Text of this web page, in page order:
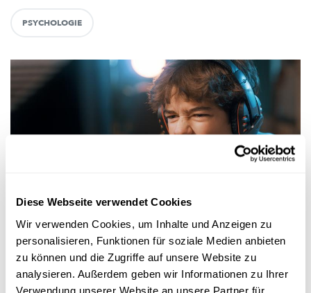
Diese Webseite verwendet Cookies
Wir verwenden Cookies, um Inhalte und Anzeigen zu
personalisieren, Funktionen für soziale Medien anbieten
zu können und die Zugriffe auf unsere Website zu
analysieren. Außerdem geben wir Informationen zu Ihrer
Verwendung unserer Website an unsere Partner für
PSYCHOLOGIE
Mr Science
VIDEOSPILLER
Maache Ballerspiller aggressiv?
FNR